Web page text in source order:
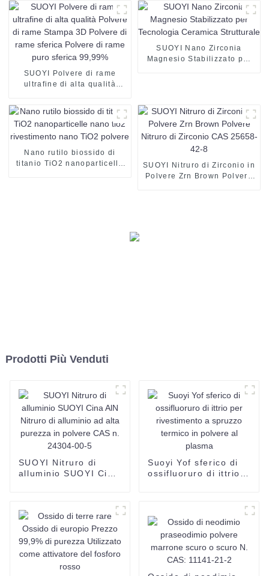
additiva/stampa 3D
SUOYI Polvere di rame
ultrafine di alta qualità
Polvere di rame puro
sferica 99,99%
SUOYI Nano Zirconia
Magnesio Stabilizzato per
Nano rutilo biossido di
titanio TiO2 nanoparticelle
SUOYI Nitruro di Zirconio in
Polvere Zrn Brown Polvere
Prodotti Più Venduti
SUOYI Nitruro di
alluminio SUOYI Cina
CAS n. 24304-00-5
Suoyi Yof sferico di
ossifluoruro di ittrio